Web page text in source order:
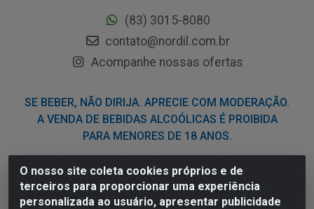
O nosso site coleta cookies próprios e de
terceiros para proporcionar uma experiência
personalizada ao usuário, apresentar publicidade
(83) 3015-8080
contato@nordil.com.br
Acompanhe nossas ofertas
SE BEBER, NÃO DIRIJA. APRECIE COM MODERAÇÃO.
A VENDA DE BEBIDAS ALCOÓLICAS É PROIBIDA
PARA MENORES DE 18 ANOS.
Nordil Distribuidora - Avenida Liberdade, 2738, Bloco F -
Sesi - Bayeux/PB - CEP 58.111-400 - CNPJ